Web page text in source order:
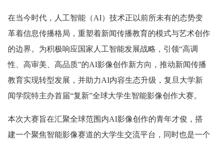
在当今时代，人工智能（AI）技术正以前所未有的态势变
革着信息传播格局，重塑着新闻传播教育的模式与艺术创作
的边界。为积极响应国家人工智能发展战略，引领“高调
性、高审美、高品质”的AI影像创作新方向，推动新闻传播
教育实现转型发展，并助力AI内容生态升级，复旦大学新
闻学院特主办首届“复新”全球大学生智能影像创作大赛。
本次大赛旨在汇聚全球范围内AI影像创作的青年才俊，搭
建一个聚焦智能影像赛道的大学生交流平台，同时也是一个